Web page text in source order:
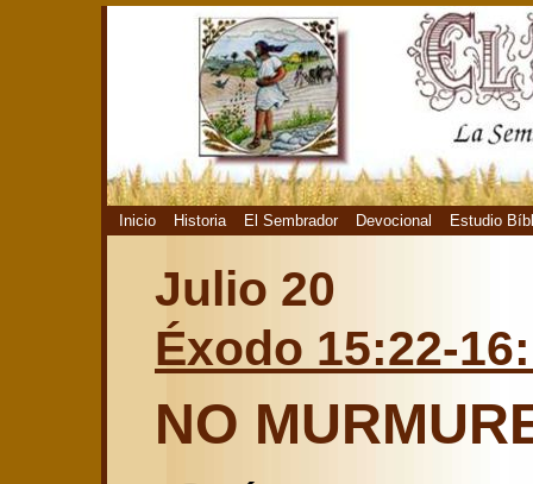
Inicio Historia El Sembrador Devocional Estudio
Julio 20
Éxodo 15:22-
NO